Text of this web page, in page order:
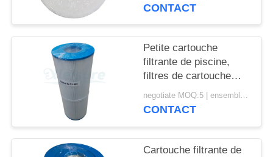
POLICY
CONTACT
Petite cartouche
filtrante de piscine,
filtres de cartouche
pour le bas entretien de
stations thermales
negotiate MOQ:5 | ensemble 100
CONTACT
Cartouche filtrante de